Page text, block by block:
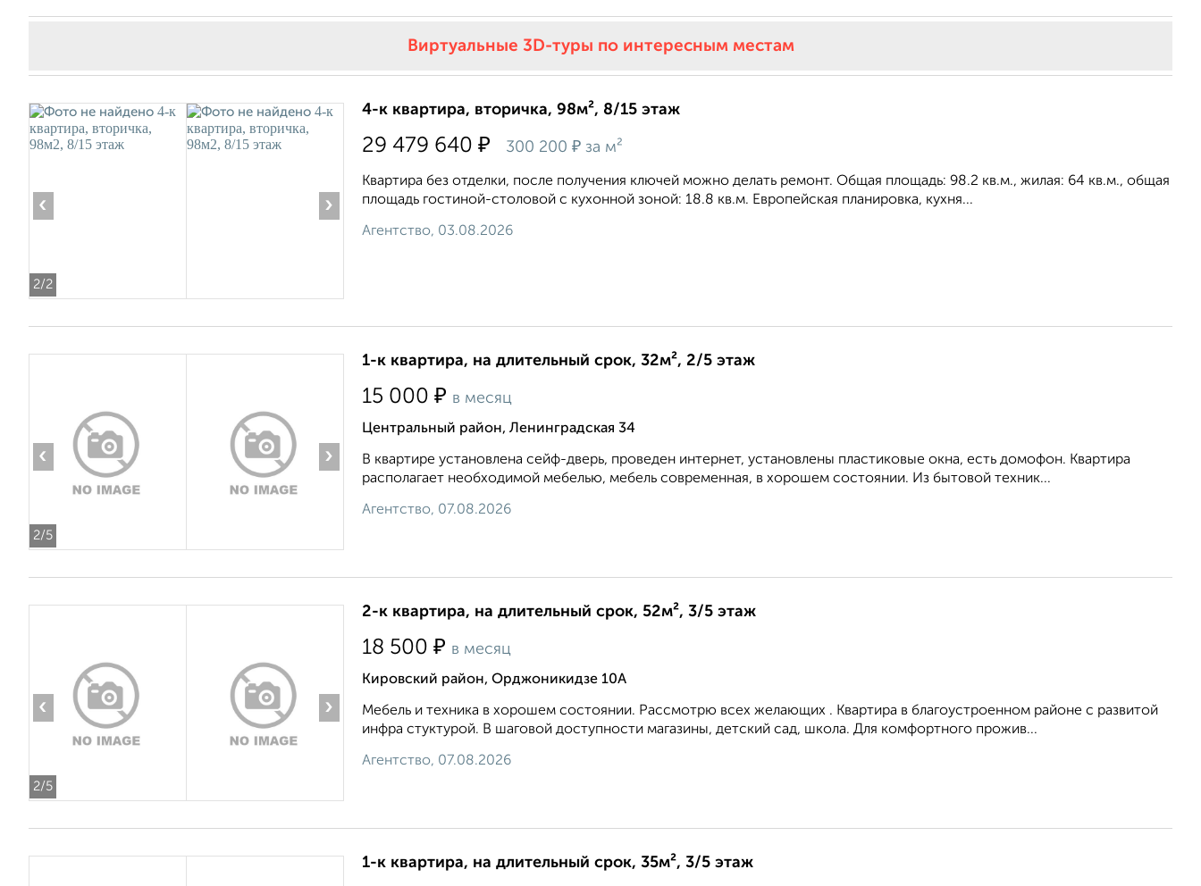
Виртуальные 3D-туры по интересным местам
2/2
‹ ›
4-к квартира, вторичка, 98м², 8/15 этаж
29 479 640 ₽ 300 200 ₽ за м²
Квартира без отделки, после получения ключей можно делать ремонт. Общая площадь: 98.2 кв.м., жилая: 64 кв.м., общая
площадь гостиной-столовой с кухонной зоной: 18.8 кв.м. Европейская планировка, кухня...
Агентство, 03.08.2026
2/5
‹ ›
1-к квартира, на длительный срок, 32м², 2/5 этаж
15 000 ₽ в месяц
Центральный район, Ленинградская 34
В квартире установлена сейф-дверь, проведен интернет, установлены пластиковые окна, есть домофон. Квартира
располагает необходимой мебелью, мебель современная, в хорошем состоянии. Из бытовой техник...
Агентство, 07.08.2026
2/5
‹ ›
2-к квартира, на длительный срок, 52м², 3/5 этаж
18 500 ₽ в месяц
Кировский район, Орджоникидзе 10А
Мебель и техника в хорошем состоянии. Рассмотрю всех желающих . Квартира в благоустроенном районе с развитой
инфра стуктурой. В шаговой доступности магазины, детский сад, школа. Для комфортного прожив...
Агентство, 07.08.2026
1-к квартира, на длительный срок, 35м², 3/5 этаж